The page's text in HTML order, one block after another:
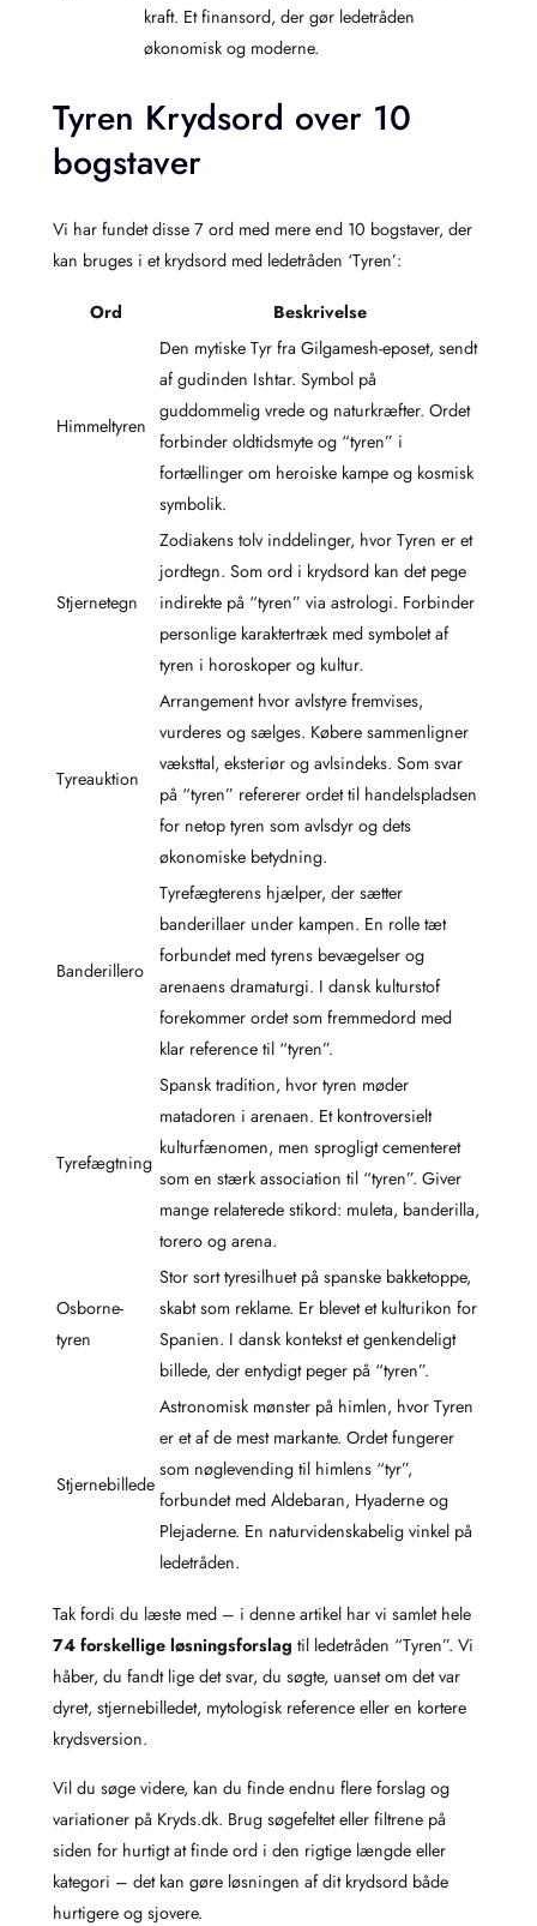
kraft. Et finansord, der gør ledetråden
økonomisk og moderne.
Tyren Krydsord over 10
bogstaver
Vi har fundet disse 7 ord med mere end 10 bogstaver, der
kan bruges i et krydsord med ledetråden ‘Tyren’:
Ord Beskrivelse
Himmeltyren
Den mytiske Tyr fra Gilgamesh-eposet, sendt
af gudinden Ishtar. Symbol på
guddommelig vrede og naturkræfter. Ordet
forbinder oldtidsmyte og “tyren” i
fortællinger om heroiske kampe og kosmisk
symbolik.
Stjernetegn
Zodiakens tolv inddelinger, hvor Tyren er et
jordtegn. Som ord i krydsord kan det pege
indirekte på “tyren” via astrologi. Forbinder
personlige karaktertræk med symbolet af
tyren i horoskoper og kultur.
Tyreauktion
Arrangement hvor avlstyre fremvises,
vurderes og sælges. Købere sammenligner
væksttal, eksteriør og avlsindeks. Som svar
på “tyren” refererer ordet til handelspladsen
for netop tyren som avlsdyr og dets
økonomiske betydning.
Banderillero
Tyrefægterens hjælper, der sætter
banderillaer under kampen. En rolle tæt
forbundet med tyrens bevægelser og
arenaens dramaturgi. I dansk kulturstof
forekommer ordet som fremmedord med
klar reference til “tyren”.
Tyrefægtning
Spansk tradition, hvor tyren møder
matadoren i arenaen. Et kontroversielt
kulturfænomen, men sprogligt cementeret
som en stærk association til “tyren”. Giver
mange relaterede stikord: muleta, banderilla,
torero og arena.
Osborne-
tyren
Stor sort tyresilhuet på spanske bakketoppe,
skabt som reklame. Er blevet et kulturikon for
Spanien. I dansk kontekst et genkendeligt
billede, der entydigt peger på “tyren”.
Stjernebillede
Astronomisk mønster på himlen, hvor Tyren
er et af de mest markante. Ordet fungerer
som nøglevending til himlens “tyr”,
forbundet med Aldebaran, Hyaderne og
Plejaderne. En naturvidenskabelig vinkel på
ledetråden.
Tak fordi du læste med – i denne artikel har vi samlet hele
74 forskellige løsningsforslag til ledetråden “Tyren”. Vi
håber, du fandt lige det svar, du søgte, uanset om det var
dyret, stjernebilledet, mytologisk reference eller en kortere
krydsversion.
Vil du søge videre, kan du finde endnu flere forslag og
variationer på Kryds.dk. Brug søgefeltet eller filtrene på
siden for hurtigt at finde ord i den rigtige længde eller
kategori – det kan gøre løsningen af dit krydsord både
hurtigere og sjovere.